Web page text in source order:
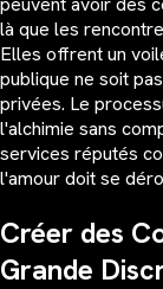
là que les
Elles offrent un
publique ne soit
privées. Le
l'alchimie sans
services réputés
l'amour doit se
Créer des
Grande